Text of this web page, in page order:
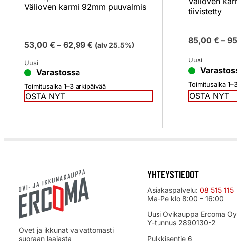
Välioven karmi 92mm puuvalmis
53,00 € – 62,99 € (alv 25.5%)
Uusi
Varastossa
Toimitusaika 1–3 arkipäivää
OSTA NYT
tiivistetty
85,00 € –
Uusi
Toimitusaika
OSTA NYT
Ovet ja ikkunat vaivattomasti
suoraan laajasta
YHTEYSTIEDOT
Asiakaspalvelu: 08 515 115
Ma-Pe klo 8:00 – 16:00
Uusi Ovikauppa Ercoma Oy
Y-tunnus 2890130-2
Pulkkisentie 6